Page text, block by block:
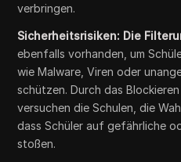
verbringen.
Sicherheitsrisiken: Die
ebenfalls vorhanden, um
wie Malware, Viren oder
schützen. Durch das
versuchen die Schulen, die
dass Schüler auf gefährliche
stoßen.